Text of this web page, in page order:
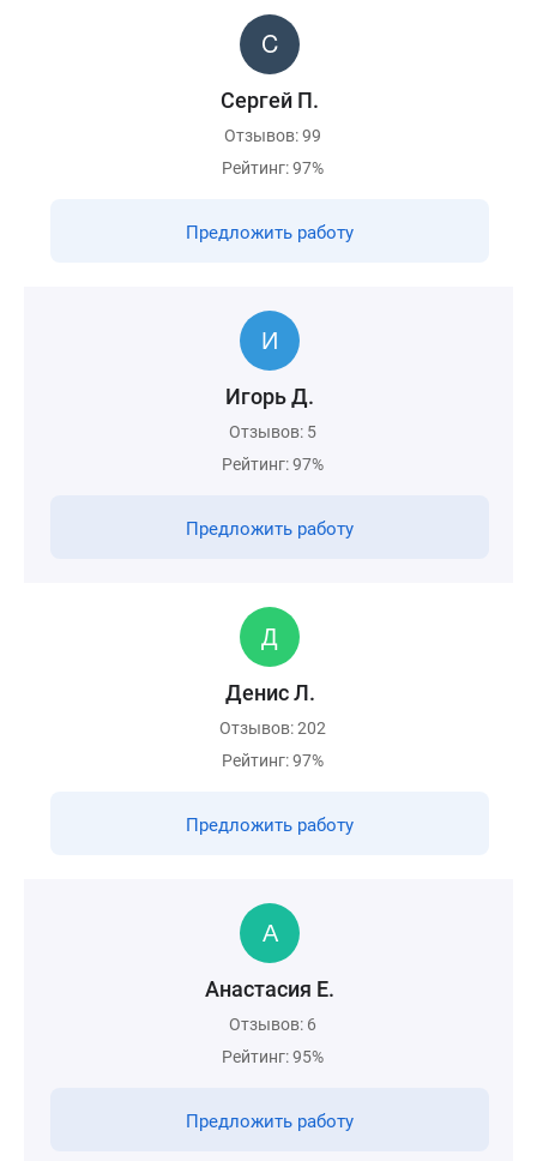
Cергей П.
Отзывов: 99
Рейтинг: 97%
Предложить работу
Игорь Д.
Отзывов: 5
Рейтинг: 97%
Предложить работу
Денис Л.
Отзывов: 202
Рейтинг: 97%
Предложить работу
Анастасия Е.
Отзывов: 6
Рейтинг: 95%
Предложить работу